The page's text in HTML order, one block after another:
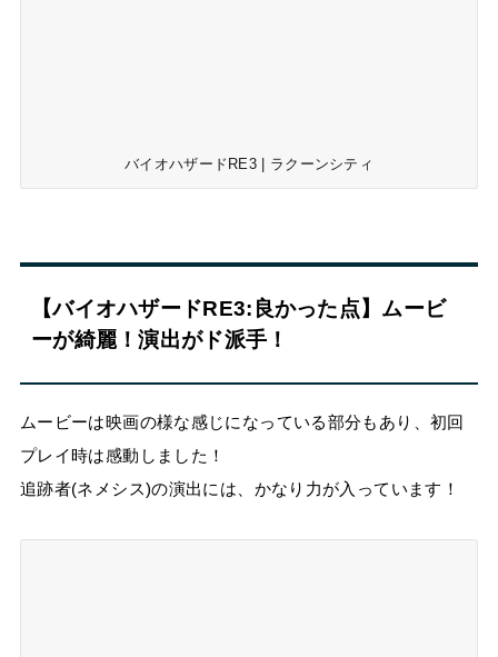
バイオハザードRE3 | ラクーンシティ
【バイオハザードRE3:良かった点】ムービ
ーが綺麗！演出がド派手！
ムービーは映画の様な感じになっている部分もあり、初回
プレイ時は感動しました！
追跡者(ネメシス)の演出には、かなり力が入っています！